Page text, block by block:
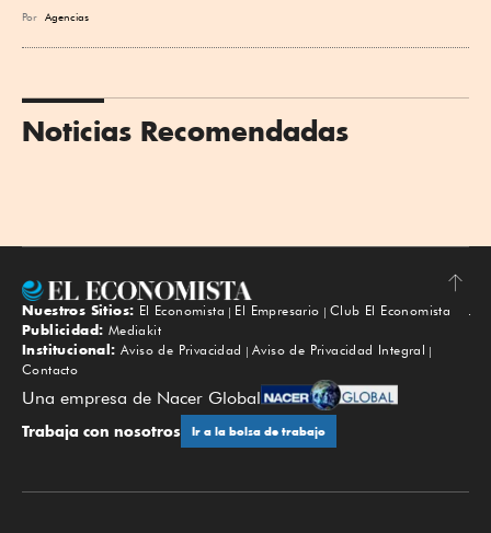
Por Agencias
Noticias Recomendadas
Subir
Nuestros Sitios: El Economista El Empresario
Club El Economista
Publicidad: Mediakit
Institucional: Aviso de Privacidad
Aviso de Privacidad Integral
Contacto
Una empresa de Nacer Global
Trabaja con nosotros Ir a la bolsa de trabajo